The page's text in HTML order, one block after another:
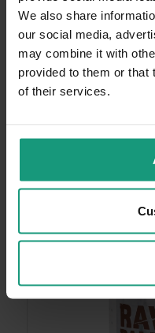
We also share
our social media,
may combine it with
provided to them or that
of their services.
Ocena klienta:
12/26/2025
0
0
Często